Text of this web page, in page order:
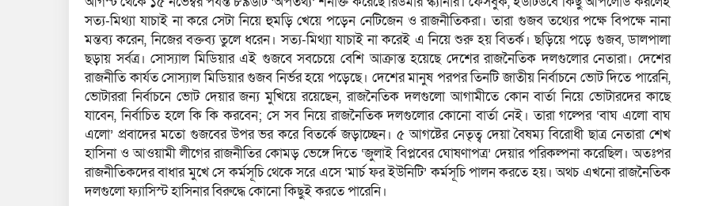
সত্য-মিথ্যা যাচাই না করে সেটা নিয়ে হুমড়ি খেয়ে পড়েন নেটিজেন ও রাজনীতিকরা। তারা গুজব তথ্যের পক্ষে বিপক্ষে নানা
মন্তব্য করেন, নিজের বক্তব্য তুলে ধরেন। সত্য-মিথ্যা যাচাই না করেই এ নিয়ে শুরু হয় বিতর্ক। ছড়িয়ে পড়ে গুজব, ডালপালা
ছড়ায় সর্বত্র। সোস্যাল মিডিয়ার এই গুজবে সবচেয়ে বেশি আক্রান্ত হয়েছে দেশের রাজনৈতিক দলগুলোর নেতারা। দেশের
রাজনীতি কার্যত সোস্যাল মিডিয়ার গুজব নির্ভর হয়ে পড়েছে। দেশের মানুষ পরপর তিনটি জাতীয় নির্বাচনে ভোট দিতে পারেনি,
ভোটাররা নির্বাচনে ভোট দেয়ার জন্য মুখিয়ে রয়েছেন, রাজনৈতিক দলগুলো আগামীতে কোন বার্তা নিয়ে ভোটারদের কাছে
যাবেন, নির্বাচিত হলে কি কি করবেন; সে সব নিয়ে রাজনৈতিক দলগুলোর কোনো বার্তা নেই। তারা গল্পের ‘বাঘ এলো বাঘ
এলো’ প্রবাদের মতো গুজবের উপর ভর করে বিতর্কে জড়াচ্ছেন। ৫ আগষ্টের নেতৃত্ব দেয়া বৈষম্য বিরোধী ছাত্র নেতারা শেখ
হাসিনা ও আওয়ামী লীগের রাজনীতির কোমড় ভেঙ্গে দিতে ‘জুলাই বিপ্লবের ঘোষণাপত্র’ দেয়ার পরিকল্পনা করেছিল। অতঃপর
রাজনীতিকদের বাধার মুখে সে কর্মসূচি থেকে সরে এসে ‘মার্চ ফর ইউনিটি’ কর্মসূচি পালন করতে হয়। অথচ এখনো রাজনৈতিক
দলগুলো ফ্যাসিস্ট হাসিনার বিরুদ্ধে কোনো কিছুই করতে পারেনি।